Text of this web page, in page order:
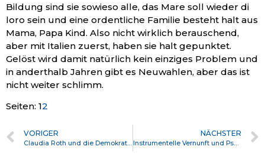
Bildung sind sie sowieso alle, das Mare soll wieder di
loro sein und eine ordentliche Familie besteht halt aus
Mama, Papa Kind. Also nicht wirklich berauschend,
aber mit Italien zuerst, haben sie halt gepunktet.
Gelöst wird damit natürlich kein einziges Problem und
in anderthalb Jahren gibt es Neuwahlen, aber das ist
nicht weiter schlimm.
Seiten: 12
VORIGER
Claudia Roth und die Demokratie
NÄCHSTER
Instrumentelle Vernunft und Psychose